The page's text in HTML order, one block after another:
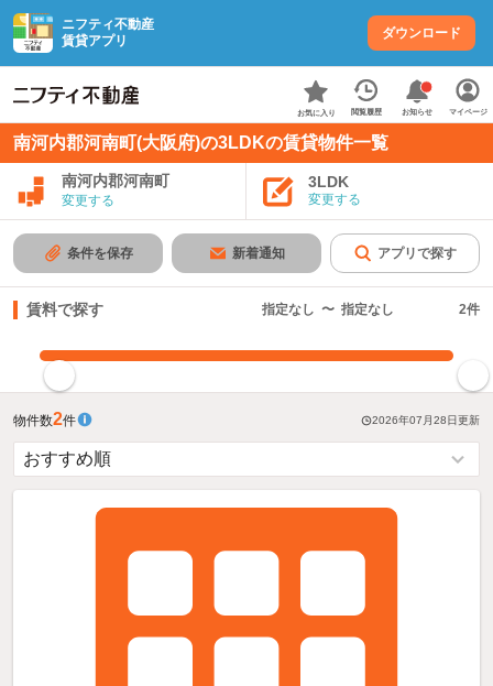
ニフティ不動産
賃貸アプリ
ダウンロード
お気に入り 閲覧履歴 お知らせ マイページ
南河内郡河南町(大阪府)の3LDKの賃貸物件一覧
南河内郡河南町
変更する
3LDK
変更する
条件を保存 新着通知 アプリで探す
賃料で探す 指定なし 〜 指定なし 2件
物件数2件 2026年07月28日更新